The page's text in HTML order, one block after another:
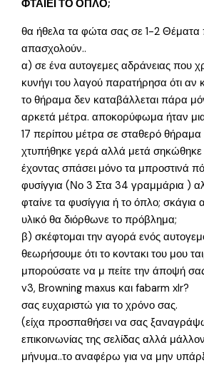
ΦΤΑΙΕΙ ΤΟ ΟΠΛΟ;
θα ήθελα τα φώτα σας σε 1-2 Θέματα
απασχολούν..
α) σε ένα αυτογεμες αδράνειας που
κυνήγι του λαγού παρατήρησα ότι αν
το θήραμα δεν καταβάλλεται πάρα
αρκετά μέτρα. αποκορύφωμα ήταν
17 περίπου μέτρα σε σταθερό θήραμα
χτυπήθηκε γερά αλλά μετά σηκώθηκε
έχοντας σπάσει μόνο τα μπροστινά
φυσίγγια (Νο 3 Στα 34 γραμμάρια )
φταίνε τα φυσίγγια ή το όπλο;
υλικό θα διόρθωνε το πρόβλημα;
β) σκέφτομαι την αγορά ενός
θεωρήσουμε ότι το κοντακι του μου
μπορούσατε να μ πείτε την άποψή
v3, Browning maxus και fabarm xlr?
σας ευχαριστώ για το χρόνο σας.
(είχα προσπαθήσει να σας
επικοινωνίας της σελίδας αλλά
μήνυμα..το αναφέρω για να μην